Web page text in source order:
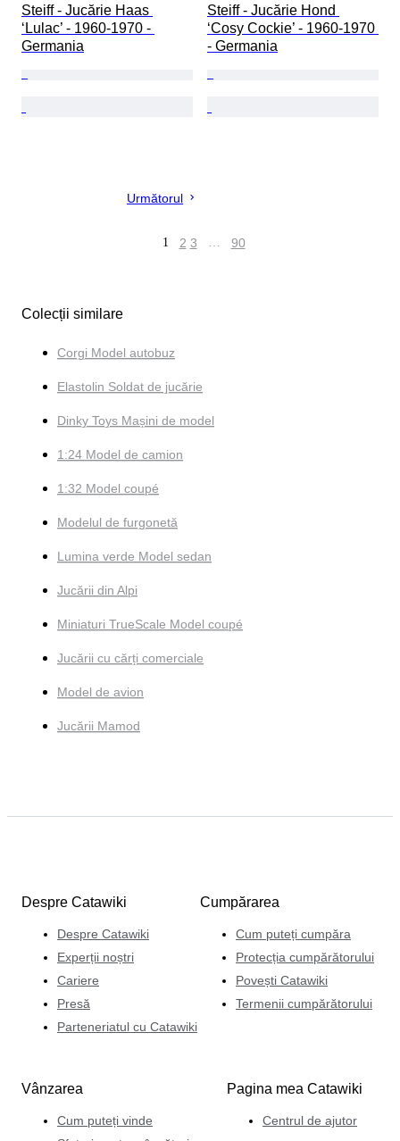
Steiff - Jucărie Haas
‘Lulac’ - 1960-1970 -
Germania
Steiff - Jucărie Hond
‘Cosy Cockie’ - 1960-1970
- Germania
Următorul
1 2 3 … 90
Colecții similare
Corgi Model autobuz
Elastolin Soldat de jucărie
Dinky Toys Mașini de model
1:24 Model de camion
1:32 Model coupé
Modelul de furgonetă
Lumina verde Model sedan
Jucării din Alpi
Miniaturi TrueScale Model coupé
Jucării cu cărți comerciale
Model de avion
Jucării Mamod
Despre Catawiki
Despre Catawiki
Experții noștri
Cariere
Presă
Parteneriatul cu Catawiki
Cumpărarea
Cum puteți cumpăra
Protecția cumpărătorului
Povești Catawiki
Termenii cumpărătorului
Vânzarea
Cum puteți vinde
Pagina mea Catawiki
Centrul de ajutor